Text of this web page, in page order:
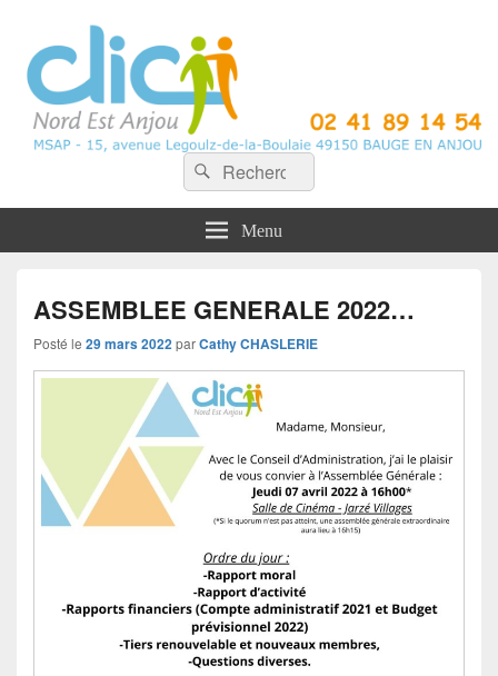
CLIC Nord Est Anjou
Recherche :
Rechercher
Menu
ASSEMBLEE GENERALE 2022…
Posté le 29 mars 2022parCathy CHASLERIE